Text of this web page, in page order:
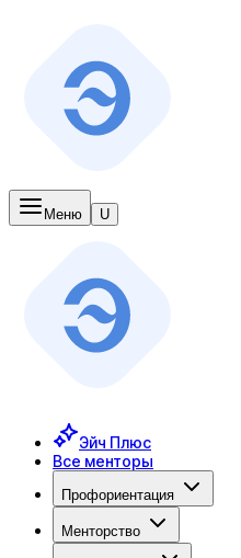
Меню U
Эйч Плюс
Все менторы
Профориентация
Менторство